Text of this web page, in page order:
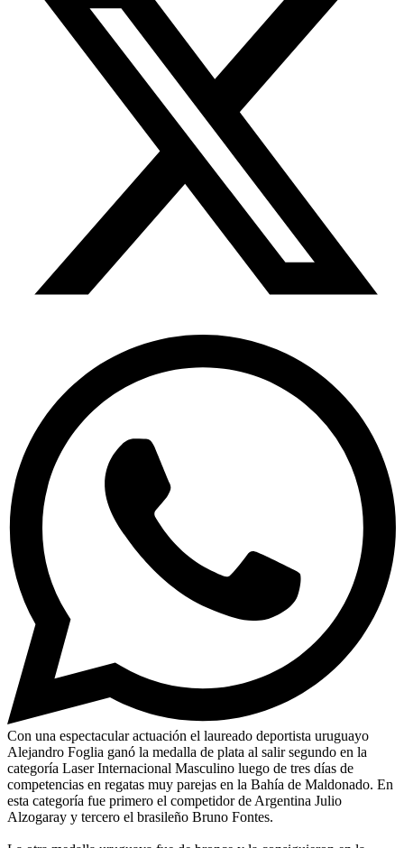
Con una espectacular actuación el laureado deportista uruguayo
Alejandro Foglia ganó la medalla de plata al salir segundo en la
categoría Laser Internacional Masculino luego de tres días de
competencias en regatas muy parejas en la Bahía de Maldonado. En
esta categoría fue primero el competidor de Argentina Julio
Alzogaray y tercero el brasileño Bruno Fontes.